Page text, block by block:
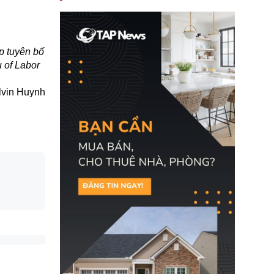
tuyên bố
of Labor
Huynh
gan B hoặc viêm gan C
sẽ không còn bị mặc
định không đáp ứng tiêu
chuẩn sức khỏe chỉ vì
chi phí điều trị khi nộp hồ
sơ xin visa cư trú.